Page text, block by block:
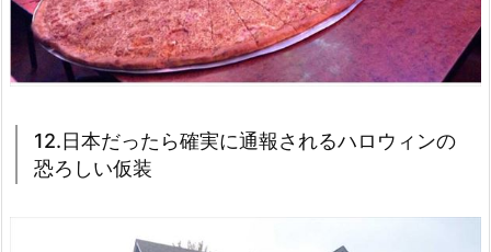
12.日本だったら確実に通報されるハロウィンの
恐ろしい仮装